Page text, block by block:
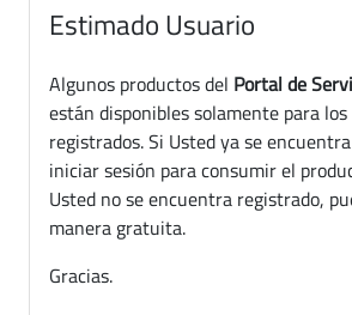
Estimado Usuario
Algunos productos del Portal de
están disponibles solamente para
registrados. Si Usted ya se
iniciar sesión para consumir el
Usted no se encuentra registrado,
manera gratuita.
Gracias.